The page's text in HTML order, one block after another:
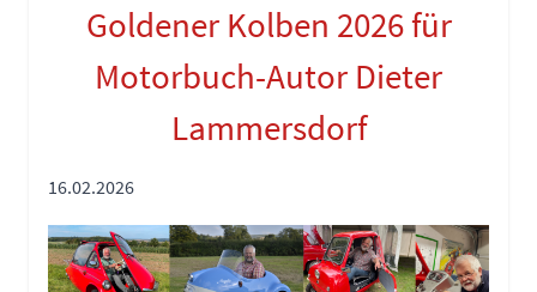
Goldener Kolben 2026 für
Motorbuch-Autor Dieter
Lammersdorf
16.02.2026